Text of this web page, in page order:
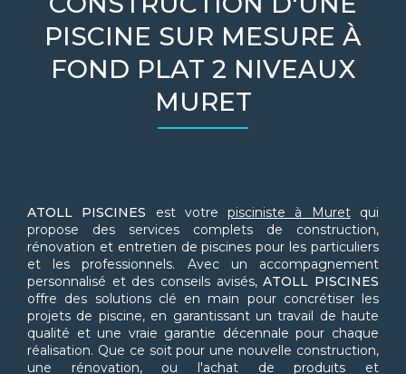
PISCINE SUR MESURE À
FOND PLAT 2 NIVEAUX
MURET
ATOLL PISCINES est votrepisciniste à Muretqui
propose des services complets de construction,
rénovation et entretien de piscines pour les particuliers
et les professionnels. Avec un accompagnement
personnalisé et des conseils avisés,ATOLL PISCINES
offre des solutions clé en main pour concrétiser les
projets de piscine, en garantissant un travail de haute
qualité et une vraie garantie décennale pour chaque
réalisation. Que ce soit pour une nouvelle construction,
une rénovation, ou l'achat de produits et